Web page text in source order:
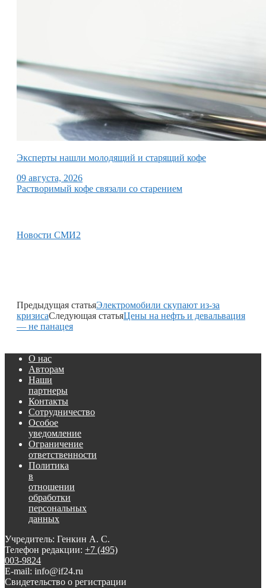
Эксперты нашли молодящий и старящий кофе
09 августа, 2026
Растворимый кофе связали со старением
Новости СМИ2
Предыдущая статьяЭлектромобили скупают из-за
кризисаСледующая статьяЦены на нефть и девальвация
— не панацея
О нас
Авторам
Наши
партнеры
Контакты
Сотрудничество
Особое
уведомление
Ограничение
ответственности
Политика
в
отношении
обработки
персональных
данных
Учредитель: Генкин А. С.
Телефон редакции: +7 (495)
003-9824
E-mail: info@if24.ru
Свидетельство о регистрации